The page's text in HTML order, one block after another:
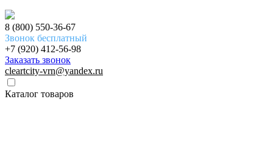
8 (800) 550-36-67
Звонок бесплатный
+7 (920) 412-56-98
Заказать звонок
cleartcity-vrn@yandex.ru
Каталог товаров